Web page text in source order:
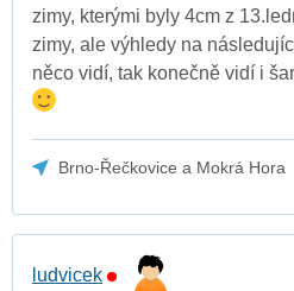
zimy, kterými byly 4cm z
zimy, ale výhledy na
něco vidí, tak konečně vidí i
Brno-Řečkovice a Mokrá Hora
ludvicek